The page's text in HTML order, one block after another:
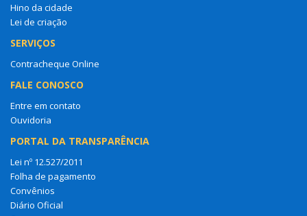
Hino da cidade
Lei de criação
SERVIÇOS
Contracheque Online
FALE CONOSCO
Entre em contato
Ouvidoria
PORTAL DA TRANSPARÊNCIA
Lei nº 12.527/2011
Folha de pagamento
Convênios
Diário Oficial